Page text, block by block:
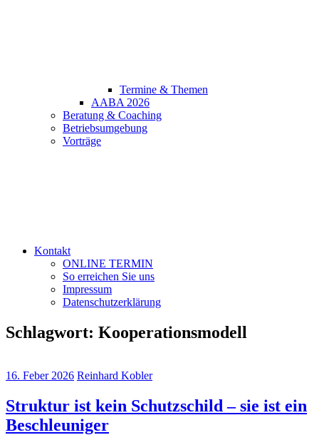
Termine & Themen
AABA 2026
Beratung & Coaching
Betriebsumgebung
Vorträge
Kontakt
ONLINE TERMIN
So erreichen Sie uns
Impressum
Datenschutzerklärung
Schlagwort: Kooperationsmodell
16. Feber 2026 Reinhard Kobler
Struktur ist kein Schutzschild – sie ist ein
Beschleuniger